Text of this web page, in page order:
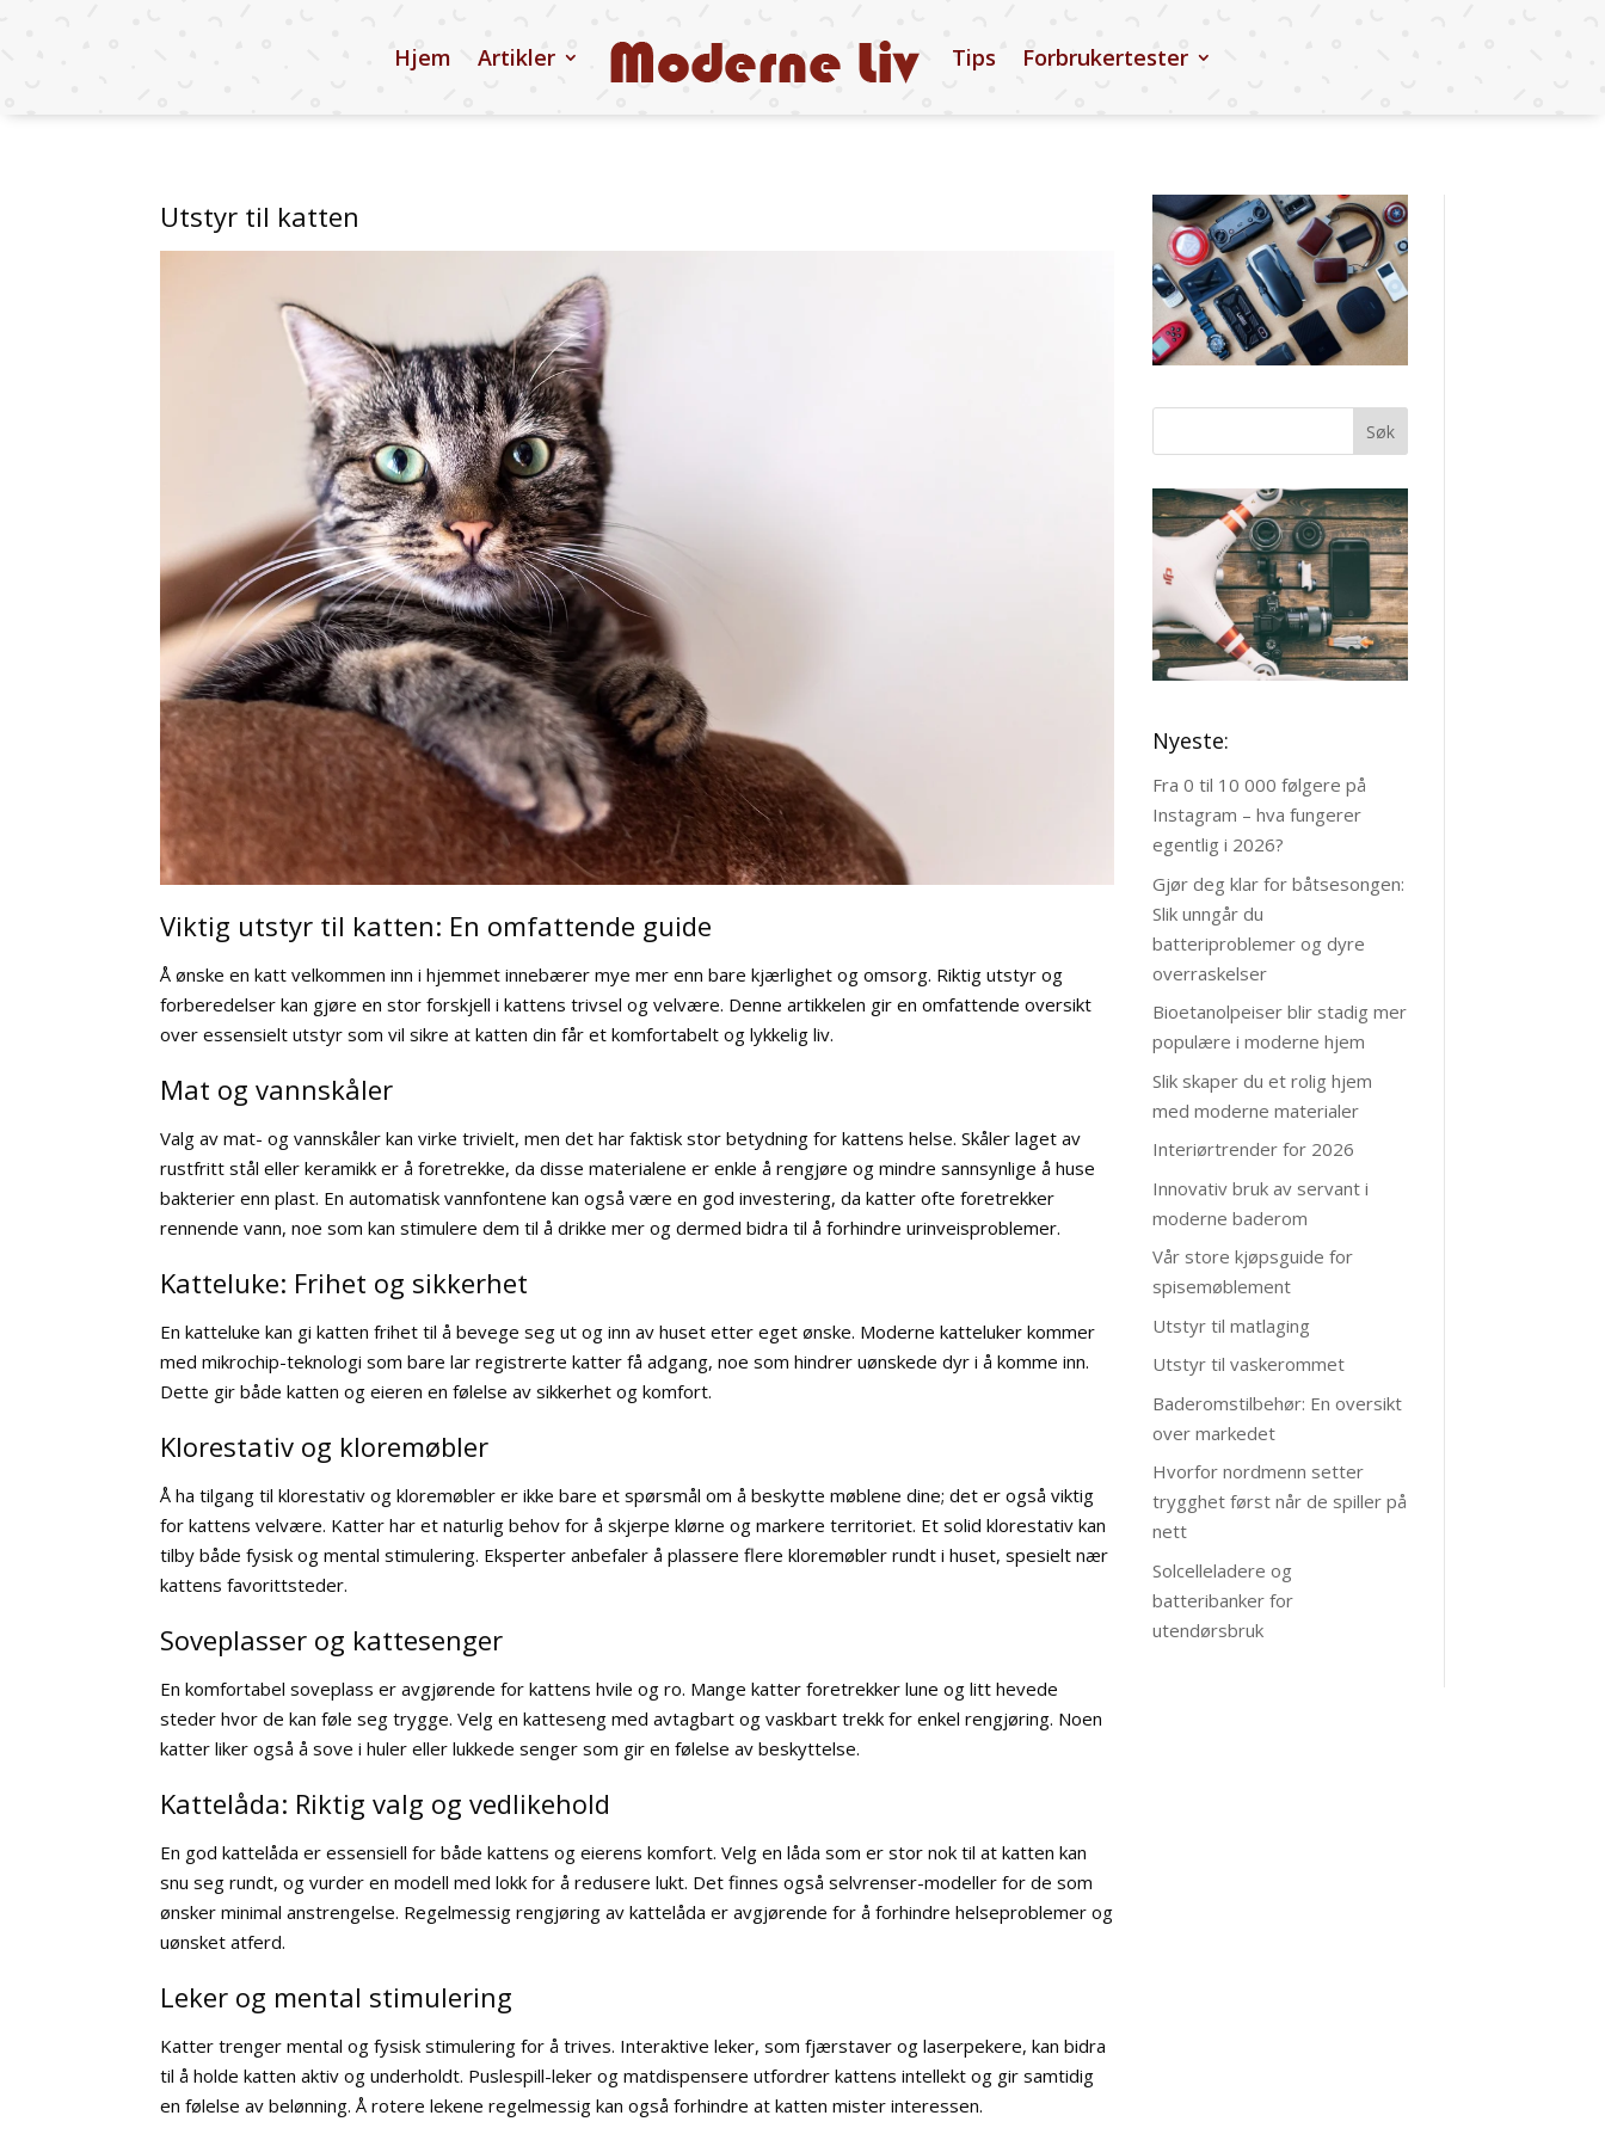
Hjem Artikler Tips Forbrukertester
Utstyr til katten
Viktig utstyr til katten: En omfattende guide
Å ønske en katt velkommen inn i hjemmet innebærer mye mer enn bare kjærlighet og omsorg. Riktig utstyr og
forberedelser kan gjøre en stor forskjell i kattens trivsel og velvære. Denne artikkelen gir en omfattende oversikt
over essensielt utstyr som vil sikre at katten din får et komfortabelt og lykkelig liv.
Mat og vannskåler
Valg av mat- og vannskåler kan virke trivielt, men det har faktisk stor betydning for kattens helse. Skåler laget av
rustfritt stål eller keramikk er å foretrekke, da disse materialene er enkle å rengjøre og mindre sannsynlige å huse
bakterier enn plast. En automatisk vannfontene kan også være en god investering, da katter ofte foretrekker
rennende vann, noe som kan stimulere dem til å drikke mer og dermed bidra til å forhindre urinveisproblemer.
Katteluke: Frihet og sikkerhet
En katteluke kan gi katten frihet til å bevege seg ut og inn av huset etter eget ønske. Moderne katteluker kommer
med mikrochip-teknologi som bare lar registrerte katter få adgang, noe som hindrer uønskede dyr i å komme inn.
Dette gir både katten og eieren en følelse av sikkerhet og komfort.
Klorestativ og kloremøbler
Å ha tilgang til klorestativ og kloremøbler er ikke bare et spørsmål om å beskytte møblene dine; det er også viktig
for kattens velvære. Katter har et naturlig behov for å skjerpe klørne og markere territoriet. Et solid klorestativ kan
tilby både fysisk og mental stimulering. Eksperter anbefaler å plassere flere kloremøbler rundt i huset, spesielt nær
kattens favorittsteder.
Soveplasser og kattesenger
En komfortabel soveplass er avgjørende for kattens hvile og ro. Mange katter foretrekker lune og litt hevede
steder hvor de kan føle seg trygge. Velg en katteseng med avtagbart og vaskbart trekk for enkel rengjøring. Noen
katter liker også å sove i huler eller lukkede senger som gir en følelse av beskyttelse.
Kattelåda: Riktig valg og vedlikehold
En god kattelåda er essensiell for både kattens og eierens komfort. Velg en låda som er stor nok til at katten kan
snu seg rundt, og vurder en modell med lokk for å redusere lukt. Det finnes også selvrenser-modeller for de som
ønsker minimal anstrengelse. Regelmessig rengjøring av kattelåda er avgjørende for å forhindre helseproblemer og
uønsket atferd.
Leker og mental stimulering
Katter trenger mental og fysisk stimulering for å trives. Interaktive leker, som fjærstaver og laserpekere, kan bidra
til å holde katten aktiv og underholdt. Puslespill-leker og matdispensere utfordrer kattens intellekt og gir samtidig
en følelse av belønning. Å rotere lekene regelmessig kan også forhindre at katten mister interessen.
Nyeste:
Fra 0 til 10 000 følgere på
Instagram – hva fungerer
egentlig i 2026?
Gjør deg klar for båtsesongen:
Slik unngår du
batteriproblemer og dyre
overraskelser
Bioetanolpeiser blir stadig mer
populære i moderne hjem
Slik skaper du et rolig hjem
med moderne materialer
Interiørtrender for 2026
Innovativ bruk av servant i
moderne baderom
Vår store kjøpsguide for
spisemøblement
Utstyr til matlaging
Utstyr til vaskerommet
Baderomstilbehør: En oversikt
over markedet
Hvorfor nordmenn setter
trygghet først når de spiller på
nett
Solcelleladere og
batteribanker for
utendørsbruk